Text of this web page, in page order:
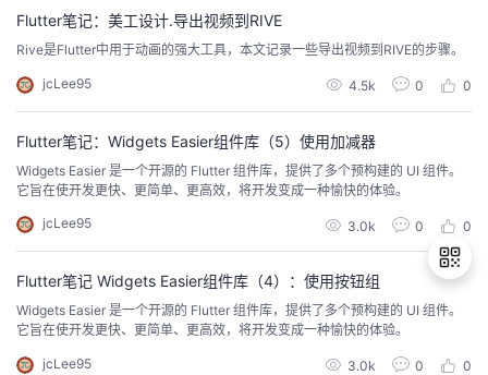
Flutter笔记：美工设计.导出视频到RIVE
Rive是Flutter中用于动画的强大工具，本文记录一些导出视频到RIVE的步骤。
jcLee95 4.5k 0 0
Flutter笔记：Widgets Easier组件库（5）使用加减器
Widgets Easier 是一个开源的 Flutter 组件库，提供了多个预构建的 UI 组件。
它旨在使开发更快、更简单、更高效，将开发变成一种愉快的体验。
jcLee95 3.0k 0 0
Flutter笔记 Widgets Easier组件库（4）：使用按钮组
Widgets Easier 是一个开源的 Flutter 组件库，提供了多个预构建的 UI 组件。
它旨在使开发更快、更简单、更高效，将开发变成一种愉快的体验。
jcLee95 3.0k 0 0